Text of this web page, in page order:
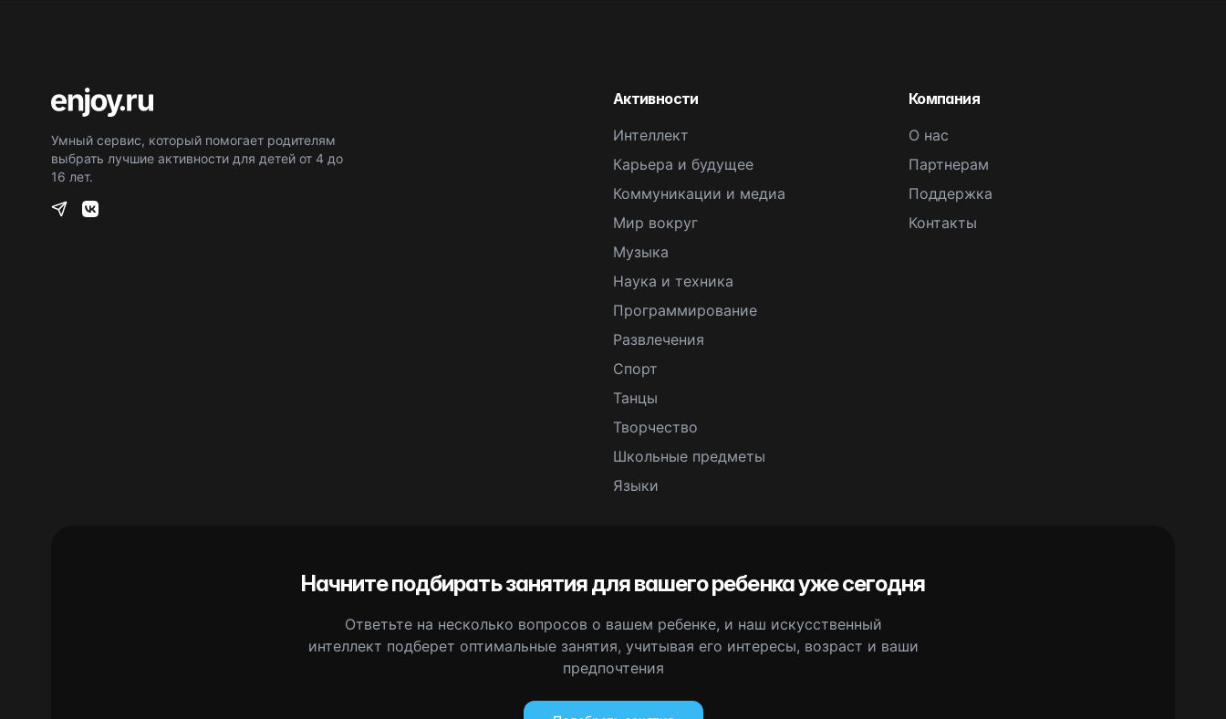
Умный сервис, который помогает родителям
выбрать лучшие активности для детей от 4 до
16 лет.
Активности
Интеллект
Карьера и будущее
Коммуникации и медиа
Мир вокруг
Музыка
Наука и техника
Программирование
Развлечения
Спорт
Танцы
Творчество
Школьные предметы
Языки
Компания
О нас
Партнерам
Поддержка
Контакты
Начните подбирать занятия для вашего ребенка уже сегодня
Ответьте на несколько вопросов о вашем ребенке, и наш искусственный
интеллект подберет оптимальные занятия, учитывая его интересы, возраст и ваши
предпочтения